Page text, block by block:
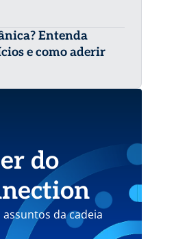
Entenda
e como aderir
do
da cadeia